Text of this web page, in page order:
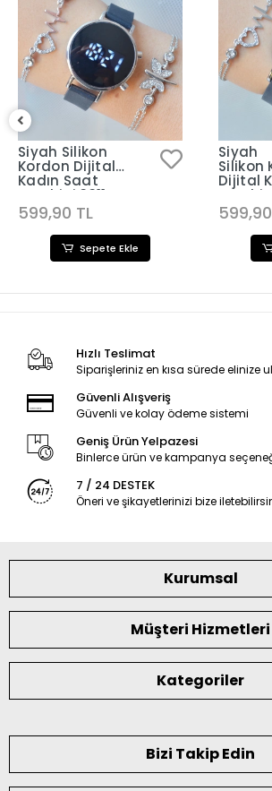
Siyah Silikon
Kordon Dijital
Kadın Saat
Kombini 3311
599,90 TL
Sepete Ekle
Siyah
Silikon
Dijital
Hızlı Teslimat
Siparişleriniz en kısa sürede elinize
Güvenli Alışveriş
Güvenli ve kolay ödeme sistemi
Geniş Ürün Yelpazesi
Binlerce ürün ve kampanya
7 / 24 DESTEK
Öneri ve şikayetlerinizi bize
Kurumsal
Müşteri Hizmetleri
Kategoriler
Bizi Takip Edin